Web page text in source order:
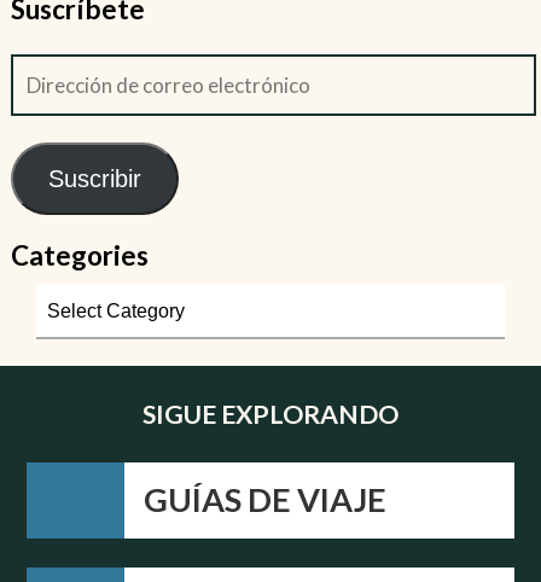
Suscríbete
Suscribir
Categories
SIGUE EXPLORANDO
GUÍAS DE VIAJE